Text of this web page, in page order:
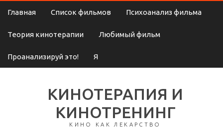
Главная Список фильмов Психоанализ фильма
Теория кинотерапии Любимый фильм
Проанализируй это! Я
КИНОТЕРАПИЯ И
КИНОТРЕНИНГ
КИНО КАК ЛЕКАРСТВО